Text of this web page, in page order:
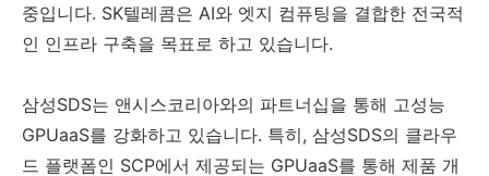
중입니다. SK텔레콤은 AI와 엣지 컴퓨팅을 결합한 전국적
인 인프라 구축을 목표로 하고 있습니다.
삼성SDS는 앤시스코리아와의 파트너십을 통해 고성능
GPUaaS를 강화하고 있습니다. 특히, 삼성SDS의 클라우
드 플랫폼인 SCP에서 제공되는 GPUaaS를 통해 제품 개